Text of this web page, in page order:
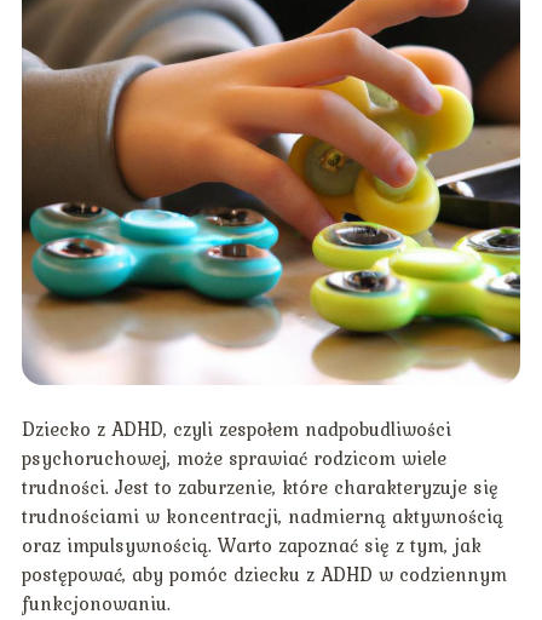
Dziecko z ADHD, czyli zespołem nadpobudliwości
psychoruchowej, może sprawiać rodzicom wiele
trudności. Jest to zaburzenie, które charakteryzuje się
trudnościami w koncentracji, nadmierną aktywnością
oraz impulsywnością. Warto zapoznać się z tym, jak
postępować, aby pomóc dziecku z ADHD w codziennym
funkcjonowaniu.